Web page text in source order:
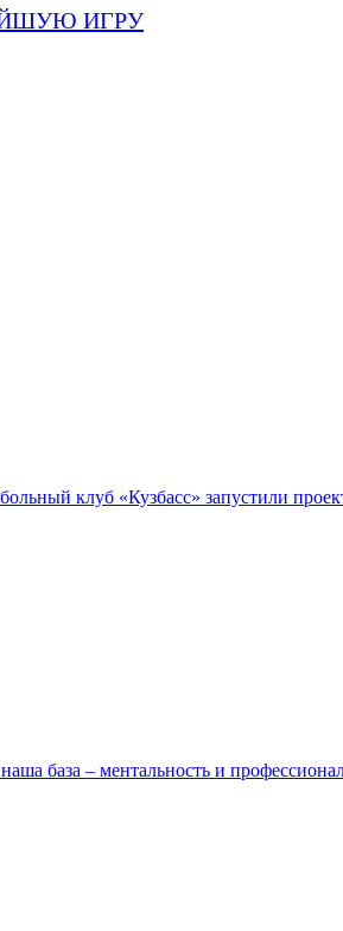
ИГРУ
клуб «Кузбасс» запустили
база – ментальность и